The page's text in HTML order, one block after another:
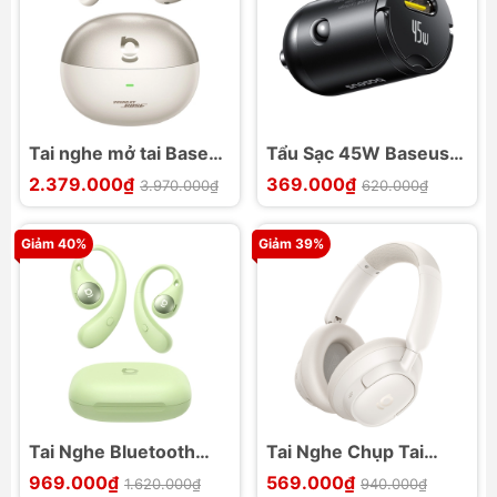
Tai nghe mở tai Baseus
Inspire XC1 Open-Ear
Sound by Bose
2.379.000₫ 3.970.000₫
Tẩu Sạc 45W Baseus
PrimeTrip VP2 1C
369.000₫ 620.000₫
Giảm 40%
Tai Nghe Bluetooth
TWS Baseus Eli Sport
969.000₫ 1.620.000₫
Giảm 39%
Tai Nghe Chụp Tai
Không Dây Baseus
569.000₫ 940.000₫